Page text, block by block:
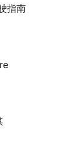
指南